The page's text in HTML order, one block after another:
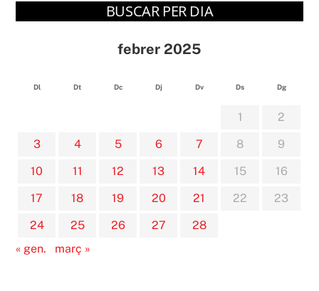
BUSCAR PER DIA
febrer 2025
Dl Dt Dc Dj Dv Ds Dg
1
2
3
4 5 6 7 8
9
10
11 12 13 14 15
16
17
18 19 20 21 22
23
24
25 26 27
28
« gen.
març »